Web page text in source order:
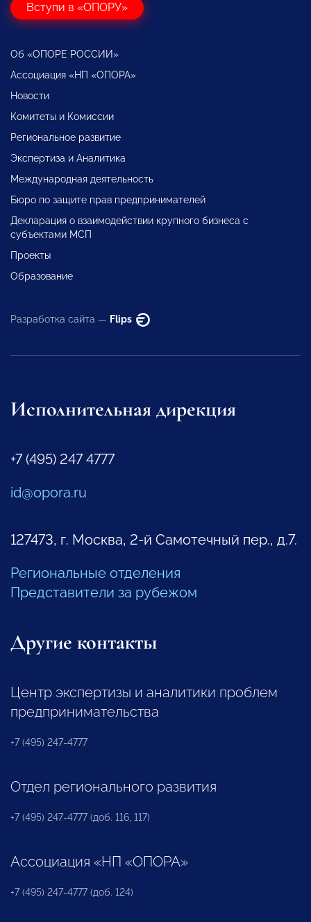
Вступи в «ОПОРУ»
Об «ОПОРЕ РОССИИ»
Ассоциация «НП «ОПОРА»
Новости
Комитеты и Комиссии
Региональное развитие
Экспертиза и Аналитика
Международная деятельность
Бюро по защите прав предпринимателей
Декларация о взаимодействии крупного бизнеса с
субъектами МСП
Проекты
Образование
Разработка сайта — Flips
Исполнительная дирекция
+7 (495) 247 4777
id@opora.ru
127473, г. Москва, 2-й Самотечный пер., д.7.
Региональные отделения
Представители за рубежом
Другие контакты
Центр экспертизы и аналитики проблем
предпринимательства
+7 (495) 247-4777
Отдел регионального развития
+7 (495) 247-4777 (доб. 116, 117)
Ассоциация «НП «ОПОРА»
+7 (495) 247-4777 (доб. 124)